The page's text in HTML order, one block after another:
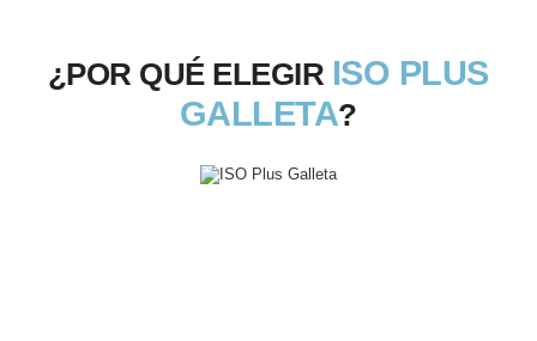
¿POR QUÉ ELEGIR ISO PLUS
GALLETA?